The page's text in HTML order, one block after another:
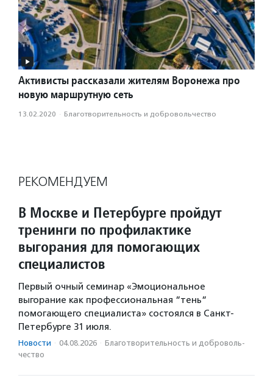
Активисты рассказали жителям Воронежа про
новую маршрутную сеть
13.02.2020 · Благотвори­тель­ность и доброволь­чест­во
РЕКОМЕНДУЕМ
В Москве и Петербурге пройдут
тренинги по профилактике
выгорания для помогающих
специалистов
Первый очный семинар «Эмоциональное
выгорание как профессиональная “тень“
помогающего специалиста» состоялся в Санкт-
Петербурге 31 июля.
Новости · 04.08.2026 · Благотвори­тель­ность и доброволь­
чест­во